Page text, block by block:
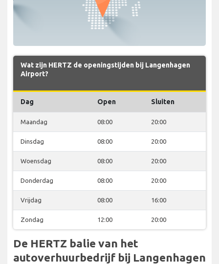
Wat zijn HERTZ de openingstijden bij Langenhagen
Airport?
Dag Open Sluiten
Maandag 08:00 20:00
Dinsdag 08:00 20:00
Woensdag 08:00 20:00
Donderdag 08:00 20:00
Vrijdag 08:00 16:00
Zondag 12:00 20:00
De HERTZ balie van het
autoverhuurbedrijf bij Langenhagen